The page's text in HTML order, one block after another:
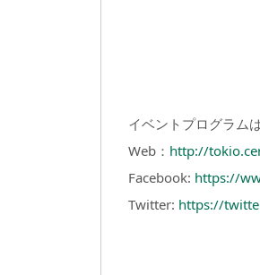
イベントプログラム
Web： http://
Facebook: https://
Twitter: https://